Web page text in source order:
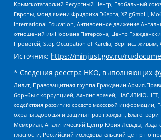
Крымскотатарский Ресурсный Центр, Глобальный
Европы, Фонд имени Фридриха Эберта, XZ gGmbH,
International Education, Антивоенное движение
отношений им Нормана Патерсона, Центр
Прометей, Stop Occupation of Karelia, Вернись
Источник: https://minjust.gov.ru/ru/
* Сведения реестра НКО, выполняющих
Лилит, Правозащитная группа
борьбы с коррупцией, Альянс врачей, НАСИЛИЮ.НЕТ,
содействия развитию средств массовой
охраны здоровья и защиты прав граждан,
Мемориал, Аналитический Центр Юрия Левады,
гласности, Российский исследовательский центр по